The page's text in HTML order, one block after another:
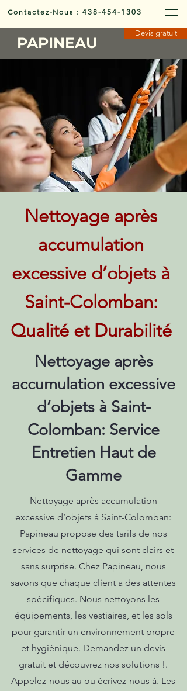
Contactez-Nous :438-454-1303
PAPINEAU
Devis gratuit
Nettoyage après
accumulation
excessive d’objets à
Saint-Colomban:
Qualité et Durabilité
Nettoyage après
accumulation excessive
d’objets à Saint-
Colomban: Service
Entretien Haut de
Gamme
Nettoyage après accumulation
excessive d’objets à Saint-Colomban:
Papineau propose des tarifs de nos
services de nettoyage qui sont clairs et
sans surprise. Chez Papineau, nous
savons que chaque client a des attentes
spécifiques. Nous nettoyons les
équipements, les vestiaires, et les sols
pour garantir un environnement propre
et hygiénique. Demandez un devis
gratuit et découvrez nos solutions !.
Appelez-nous au ou écrivez-nous à. Les